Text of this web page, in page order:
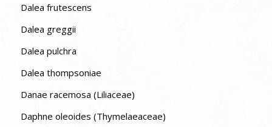
Dalea frutescens
Dalea greggii
Dalea pulchra
Dalea thompsoniae
Danae racemosa (Liliaceae)
Daphne oleoides (Thymelaeaceae)